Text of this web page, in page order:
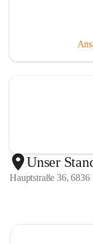
Unser
Hauptstraße 36,